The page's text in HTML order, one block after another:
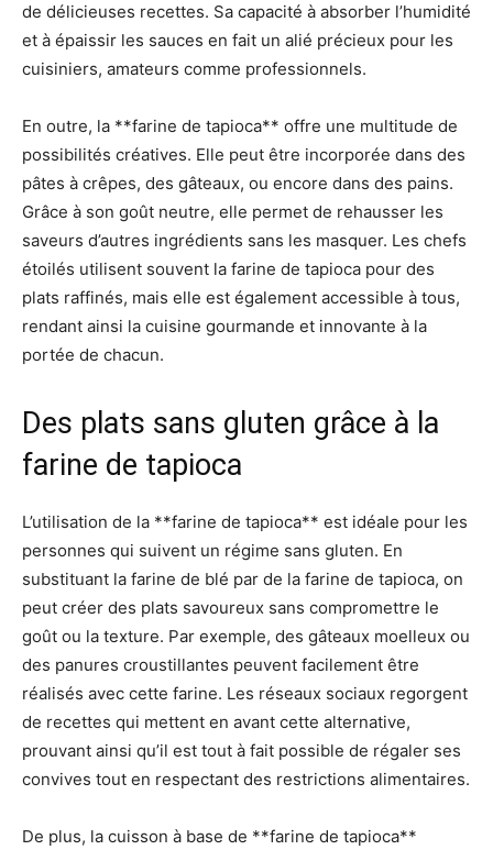
de délicieuses recettes. Sa capacité à absorber l’humidité
et à épaissir les sauces en fait un alié précieux pour les
cuisiniers, amateurs comme professionnels.
En outre, la **farine de tapioca** offre une multitude de
possibilités créatives. Elle peut être incorporée dans des
pâtes à crêpes, des gâteaux, ou encore dans des pains.
Grâce à son goût neutre, elle permet de rehausser les
saveurs d’autres ingrédients sans les masquer. Les chefs
étoilés utilisent souvent la farine de tapioca pour des
plats raffinés, mais elle est également accessible à tous,
rendant ainsi la cuisine gourmande et innovante à la
portée de chacun.
Des plats sans gluten grâce à la
farine de tapioca
L’utilisation de la **farine de tapioca** est idéale pour les
personnes qui suivent un régime sans gluten. En
substituant la farine de blé par de la farine de tapioca, on
peut créer des plats savoureux sans compromettre le
goût ou la texture. Par exemple, des gâteaux moelleux ou
des panures croustillantes peuvent facilement être
réalisés avec cette farine. Les réseaux sociaux regorgent
de recettes qui mettent en avant cette alternative,
prouvant ainsi qu’il est tout à fait possible de régaler ses
convives tout en respectant des restrictions alimentaires.
De plus, la cuisson à base de **farine de tapioca**